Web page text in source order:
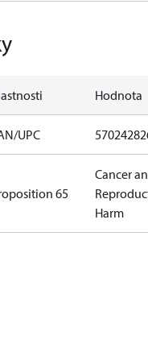
Hodnota
UPC
65
Cancer
Harm